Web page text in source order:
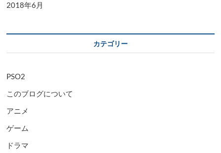
2018年6月
カテゴリー
PSO2
このブログについて
アニメ
ゲーム
ドラマ